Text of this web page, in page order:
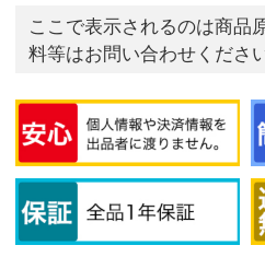
ここで表示されるのは商品
料等はお問い合わせくださ